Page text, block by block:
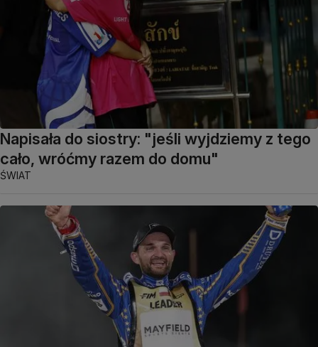
Napisała do siostry: "jeśli wyjdziemy z tego
cało, wróćmy razem do domu"
ŚWIAT